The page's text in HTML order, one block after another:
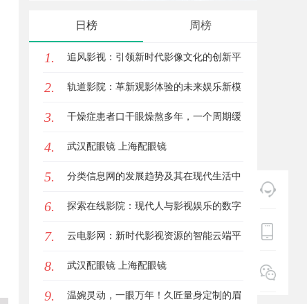
日榜 周榜
1. 追风影视：引领新时代影像文化的创新平
台
2. 轨道影院：革新观影体验的未来娱乐新模
式
3. 干燥症患者口干眼燥熬多年，一个周期缓
过来？老中医：一张辨证方对症，身体找
回津液
4. 武汉配眼镜 上海配眼镜
5. 分类信息网的发展趋势及其在现代生活中
的重要作用解析
6. 探索在线影院：现代人与影视娱乐的数字
连接之道
7. 云电影网：新时代影视资源的智能云端平
台解析
8. 武汉配眼镜 上海配眼镜
9. 温婉灵动，一眼万年！久匠量身定制的眉